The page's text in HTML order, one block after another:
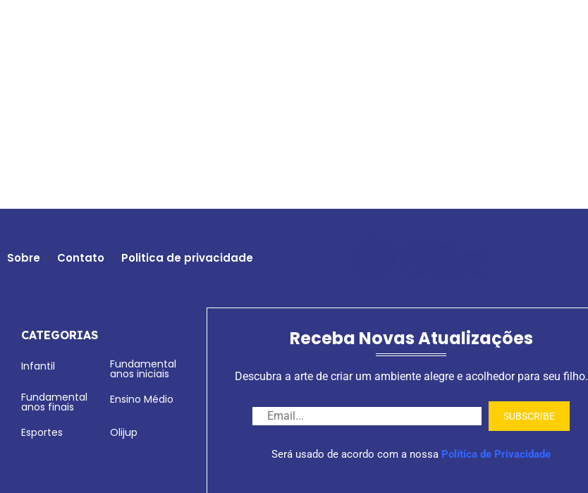
Sobre Contato Politica de privacidade
CATEGORIAS
Infantil Fundamental
anos iniciais
Fundamental
anos finais
Ensino Médio
Esportes Olijup
Receba Novas Atualizações
Descubra a arte de criar um ambiente alegre e acolhedor para seu filho.
Será usado de acordo com a nossa Política de Privacidade